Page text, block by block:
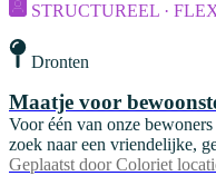
STRUCTUREEL ·
Dronten
Maatje voor
Voor één van onze
zoek naar een vriendelijke,
Geplaatst door Coloriet